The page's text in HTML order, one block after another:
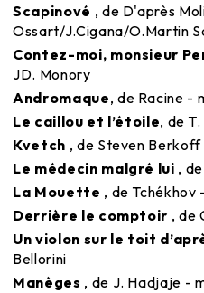
Scapinové , de D'après
Ossart/J.Cigana/O.Martin
Contez-moi, monsieur
JD. Monory
Andromaque, de Racine -
Le caillou et l’étoile, de
Kvetch , de Steven Berkoff
Le médecin malgré lui ,
La Mouette , de Tchékhov
Derrière le comptoir , de
Un violon sur le toit
Bellorini
Manèges , de J. Hadjaje -